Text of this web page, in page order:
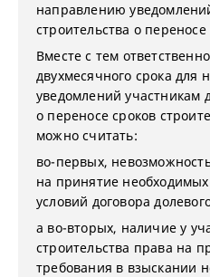
направлению
строительства о
Вместе с тем
двухмесячного срока для
уведомлений участникам
о переносе сроков
можно считать:
во-первых,
на принятие
условий договора
а во-вторых, наличие у
строительства права на
требования в взыскании